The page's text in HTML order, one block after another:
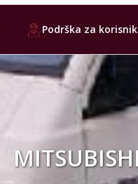
Podrška za